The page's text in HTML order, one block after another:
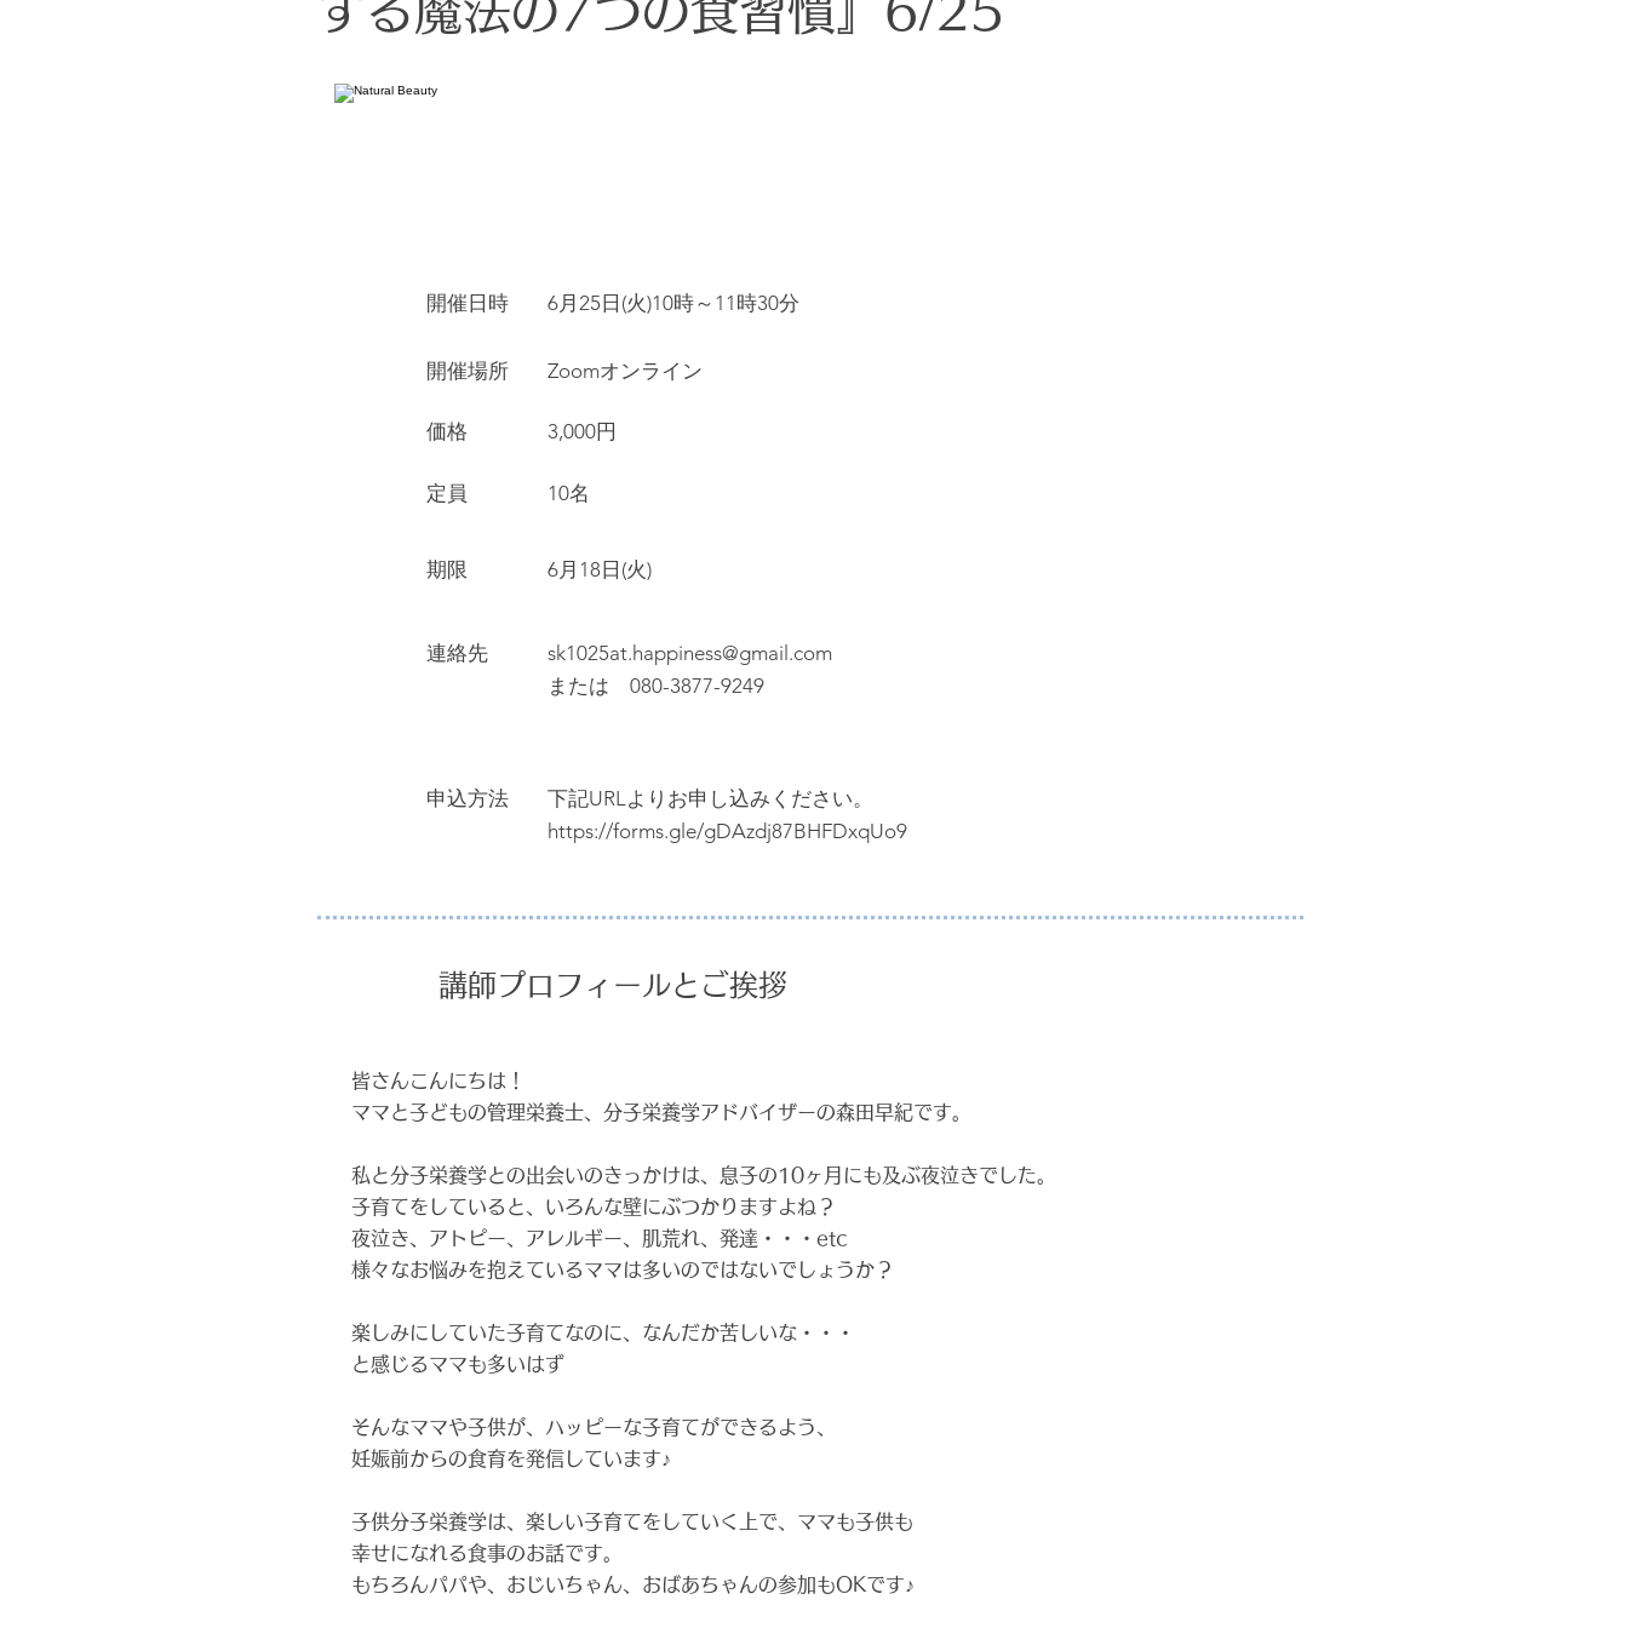
する魔法の7つの食習慣』6/25
​開催日時 6月25日(火)10時～11時30分
​開催場所 Zoomオンライン
価格 3,000円
定員 10名
期限 6月18日(火)
連絡先
sk1025at.happiness@gmail.com
または 080-3877-9249
申込方法
下記URLよりお申し込みください。
https://forms.gle/gDAzdj87BHFDxqUo9
講師プロフィールとご挨拶
皆さんこんにちは！
ママと子どもの管理栄養士、分子栄養学アドバイザーの森田早紀です。
私と分子栄養学との出会いのきっかけは、息子の10ヶ月にも及ぶ夜泣きでした。
子育てをしていると、いろんな壁にぶつかりますよね？
夜泣き、アトピー、アレルギー、肌荒れ、発達・・・etc
様々なお悩みを抱えているママは多いのではないでしょうか？
楽しみにしていた子育てなのに、なんだか苦しいな・・・
と感じるママも多いはず
そんなママや子供が、ハッピーな子育てができるよう、
妊娠前からの食育を発信しています♪
子供分子栄養学は、楽しい子育てをしていく上で、ママも子供も
幸せになれる食事のお話です。
もちろんパパや、おじいちゃん、おばあちゃんの参加もOKです♪